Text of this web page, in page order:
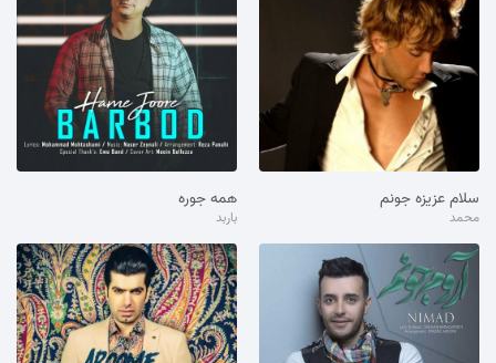
سلام عزیزه جونم
محمد
همه جوره
باربد